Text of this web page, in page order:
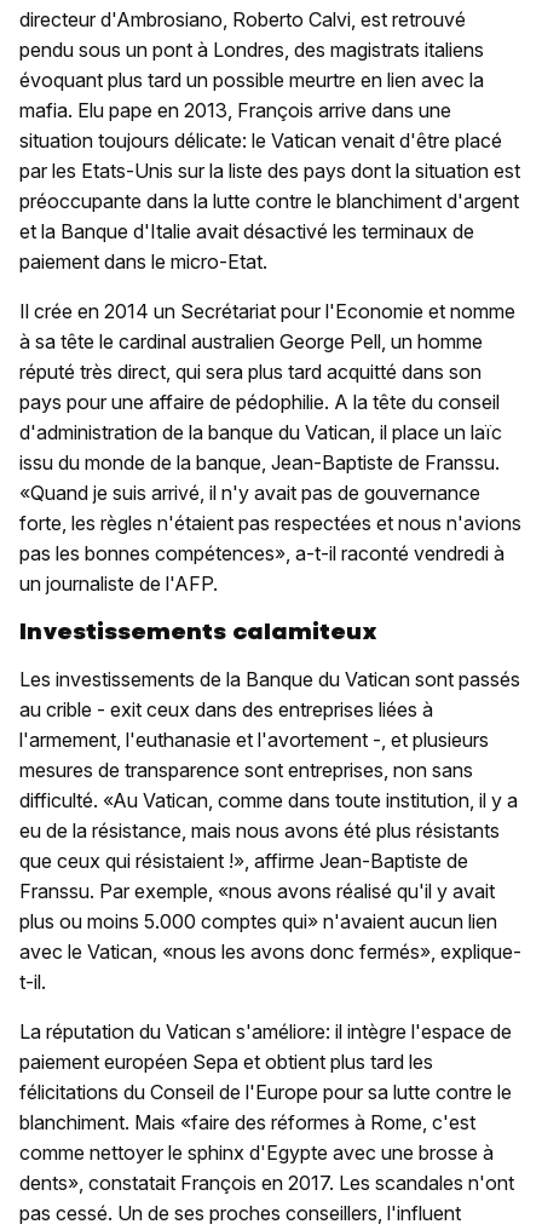
directeur d'Ambrosiano, Roberto Calvi, est retrouvé
pendu sous un pont à Londres, des magistrats italiens
évoquant plus tard un possible meurtre en lien avec la
mafia. Elu pape en 2013, François arrive dans une
situation toujours délicate: le Vatican venait d'être placé
par les Etats-Unis sur la liste des pays dont la situation est
préoccupante dans la lutte contre le blanchiment d'argent
et la Banque d'Italie avait désactivé les terminaux de
paiement dans le micro-Etat.
Il crée en 2014 un Secrétariat pour l'Economie et nomme
à sa tête le cardinal australien George Pell, un homme
réputé très direct, qui sera plus tard acquitté dans son
pays pour une affaire de pédophilie. A la tête du conseil
d'administration de la banque du Vatican, il place un laïc
issu du monde de la banque, Jean-Baptiste de Franssu.
«Quand je suis arrivé, il n'y avait pas de gouvernance
forte, les règles n'étaient pas respectées et nous n'avions
pas les bonnes compétences», a-t-il raconté vendredi à
un journaliste de l'AFP.
Investissements calamiteux
Les investissements de la Banque du Vatican sont passés
au crible - exit ceux dans des entreprises liées à
l'armement, l'euthanasie et l'avortement -, et plusieurs
mesures de transparence sont entreprises, non sans
difficulté. «Au Vatican, comme dans toute institution, il y a
eu de la résistance, mais nous avons été plus résistants
que ceux qui résistaient !», affirme Jean-Baptiste de
Franssu. Par exemple, «nous avons réalisé qu'il y avait
plus ou moins 5.000 comptes qui» n'avaient aucun lien
avec le Vatican, «nous les avons donc fermés», explique-
t-il.
La réputation du Vatican s'améliore: il intègre l'espace de
paiement européen Sepa et obtient plus tard les
félicitations du Conseil de l'Europe pour sa lutte contre le
blanchiment. Mais «faire des réformes à Rome, c'est
comme nettoyer le sphinx d'Egypte avec une brosse à
dents», constatait François en 2017. Les scandales n'ont
pas cessé. Un de ses proches conseillers, l'influent